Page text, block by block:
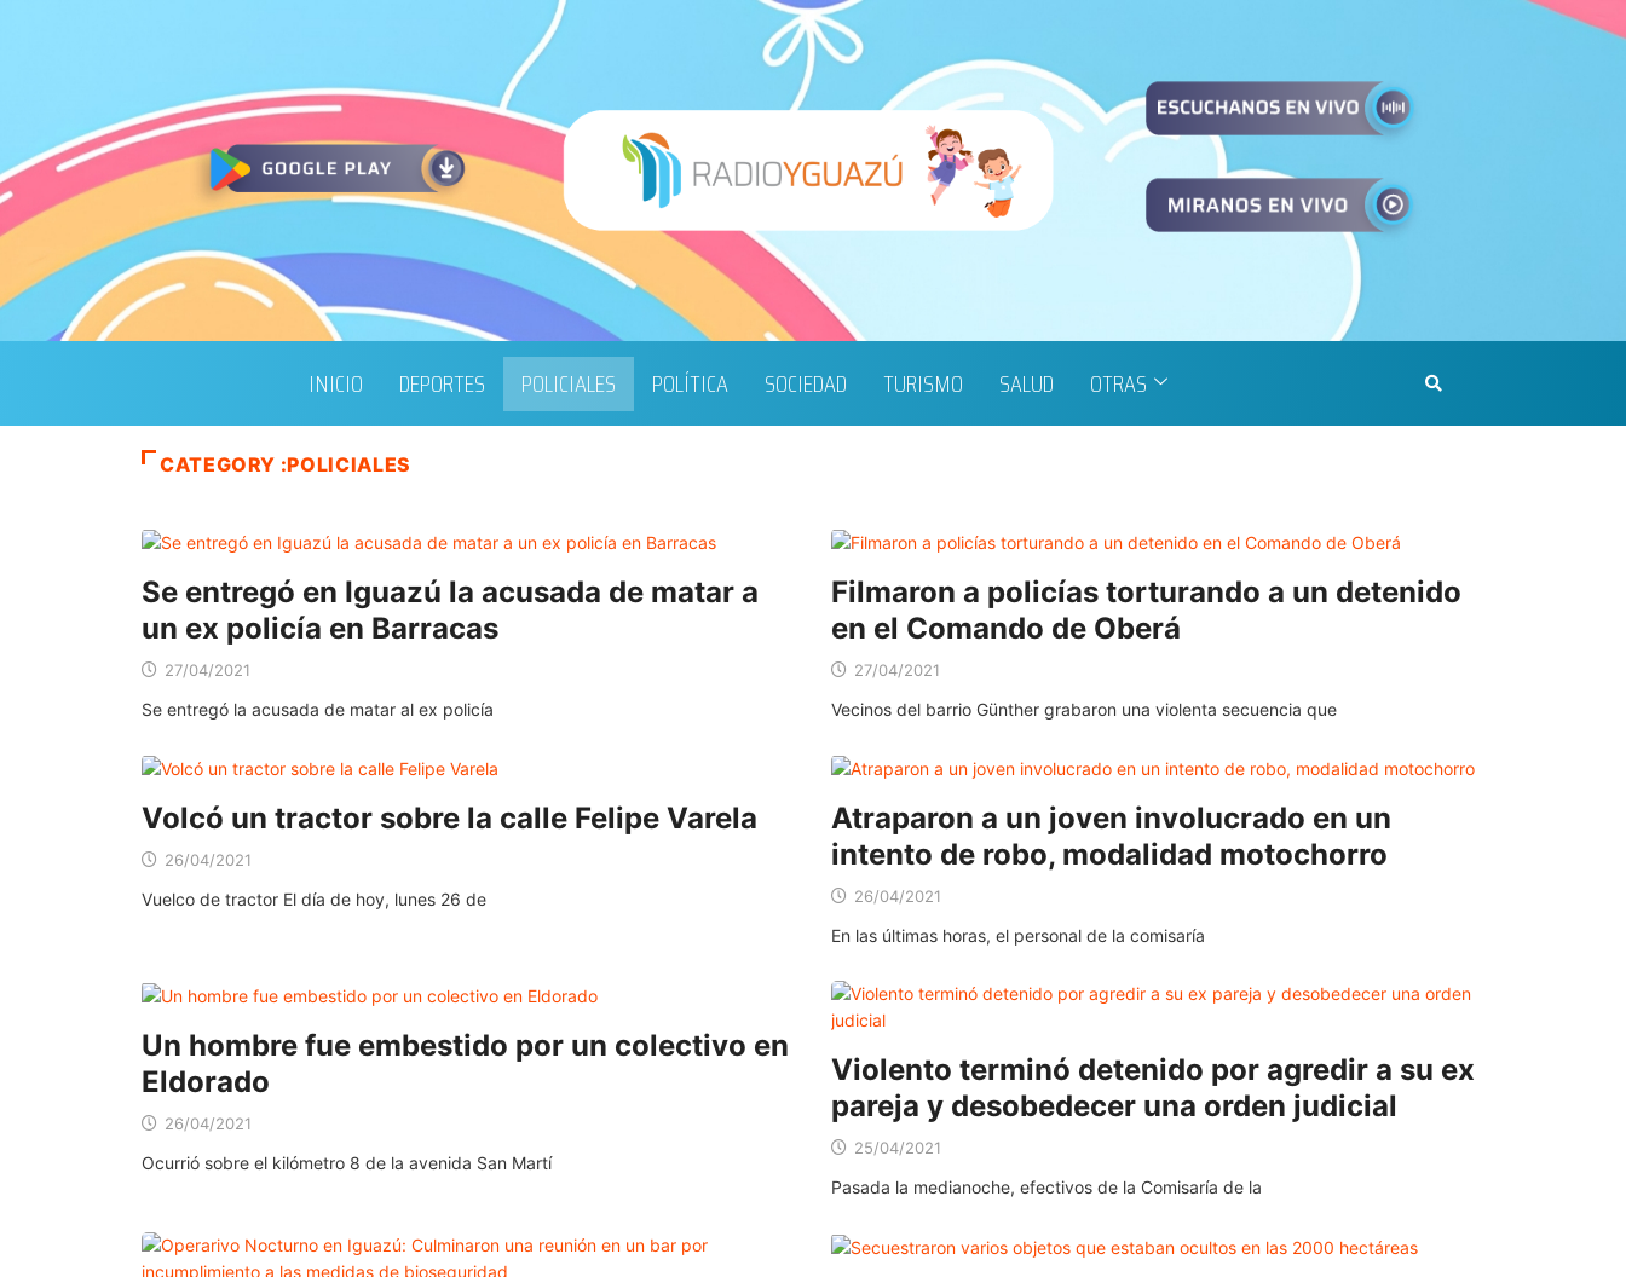
INICIO DEPORTES POLICIALES POLÍTICA SOCIEDAD TURISMO SALUD OTRAS
CATEGORY :POLICIALES
Se entregó en Iguazú la acusada de matar a
un ex policía en Barracas
27/04/2021
Se entregó la acusada de matar al ex policía
Filmaron a policías torturando a un detenido
en el Comando de Oberá
27/04/2021
Vecinos del barrio Günther grabaron una violenta secuencia que
Volcó un tractor sobre la calle Felipe Varela
26/04/2021
Vuelco de tractor El día de hoy, lunes 26 de
Atraparon a un joven involucrado en un
intento de robo, modalidad motochorro
26/04/2021
En las últimas horas, el personal de la comisaría
Un hombre fue embestido por un colectivo en
Eldorado
26/04/2021
Ocurrió sobre el kilómetro 8 de la avenida San Martí
Violento terminó detenido por agredir a su ex
pareja y desobedecer una orden judicial
25/04/2021
Pasada la medianoche, efectivos de la Comisaría de la